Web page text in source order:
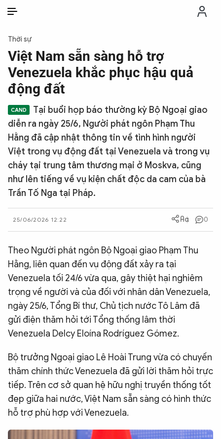
THỜI SỰ
CHỐNG DIỄN BIẾN HÒA BÌNH
CÔNG AN TRONG LÒNG DÂN
XÃ HỘI
PHÁP LUẬT
QUỐC TẾ
VĂN HÓA - THỂ THAO
BẠN ĐỌC & CAND
ĐA PHƯƠNG TIỆN
Video Ảnh
Infographic
Chuyên trang An ninh thế giớiVăn nghệ Công an
Chuyên đề
Thời sự
Việt Nam sẵn sàng hỗ trợ
Venezuela khắc phục hậu quả
động đất
Tại buổi họp báo thường kỳ Bộ Ngoại giao
diễn ra ngày 25/6, Người phát ngôn Phạm Thu
Hằng đã cập nhật thông tin về tình hình người
Việt trong vụ động đất tại Venezuela và trong vụ
cháy tại trung tâm thương mại ở Moskva, cũng
như lên tiếng về vụ kiện chất độc da cam của bà
Trần Tố Nga tại Pháp.
25/06/2026 12:22 0
Theo Người phát ngôn Bộ Ngoại giao Phạm Thu
Hằng, liên quan đến vụ động đất xảy ra tại
Venezuela tối 24/6 vừa qua, gây thiệt hại nghiêm
trọng về người và của đối với nhân dân Venezuela,
ngày 25/6, Tổng Bí thư, Chủ tịch nước Tô Lâm đã
gửi điện thăm hỏi tới Tổng thống lâm thời
Venezuela Delcy Eloína Rodríguez Gómez.
Bộ trưởng Ngoại giao Lê Hoài Trung vừa có chuyến
thăm chính thức Venezuela đã gửi lời thăm hỏi trực
tiếp. Trên cơ sở quan hệ hữu nghị truyền thống tốt
đẹp giữa hai nước, Việt Nam sẵn sàng có hình thức
hỗ trợ phù hợp với Venezuela.